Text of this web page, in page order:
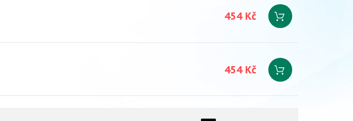
454 Kč
454 Kč